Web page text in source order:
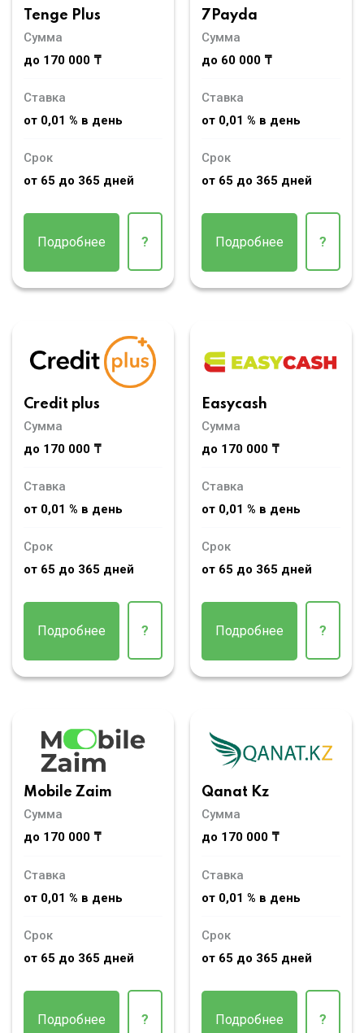
Tenge Plus
Сумма
до 170 000 ₸
Ставка
от 0,01 % в день
Срок
от 65 до 365 дней
Подробнее ?
7Payda
Сумма
до 60 000 ₸
Ставка
от 0,01 % в день
Срок
от 65 до 365 дней
Подробнее ?
Credit plus
Сумма
до 170 000 ₸
Ставка
от 0,01 % в день
Срок
от 65 до 365 дней
Подробнее ?
Easycash
Сумма
до 170 000 ₸
Ставка
от 0,01 % в день
Срок
от 65 до 365 дней
Подробнее ?
Mobile Zaim
Сумма
до 170 000 ₸
Ставка
от 0,01 % в день
Срок
от 65 до 365 дней
Подробнее ?
Qanat Kz
Сумма
до 170 000 ₸
Ставка
от 0,01 % в день
Срок
от 65 до 365 дней
Подробнее ?